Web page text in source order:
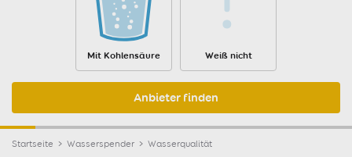
Mit Kohlensäure Weiß nicht
Anbieter finden
Startseite Wasserspender Wasserqualität